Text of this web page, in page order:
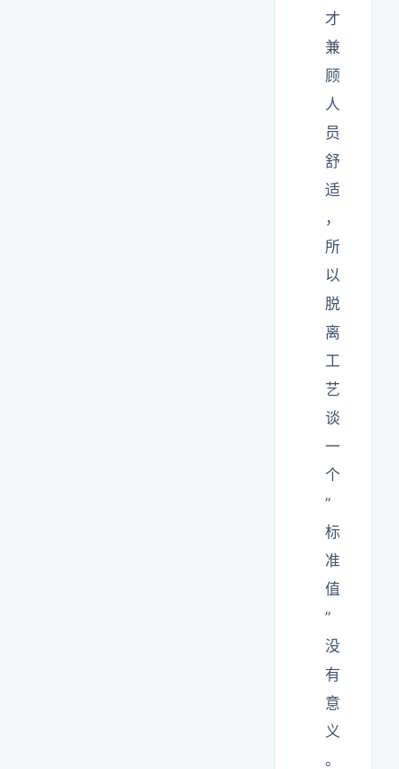
才
兼
顾
人
员
舒
适
，
所
以
脱
离
工
艺
谈
一
个
”
标
准
值
”
没
有
意
义
。